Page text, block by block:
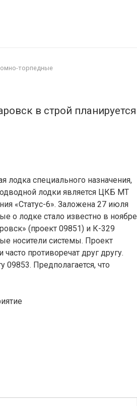
торпедные
в строй планируется
лодка специального назначения,
лодки является ЦКБ МТ
«Статус-6». Заложена 27 июля
о лодке стало известно в ноябре
(проект 09851) и К-329
носители системы. Проект
противоречат друг другу.
09853. Предполагается, что